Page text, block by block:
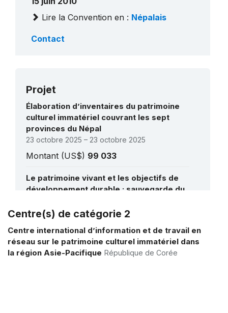
Lire la Convention en : Népalais
Contact
Projet
Élaboration d’inventaires du patrimoine
culturel immatériel couvrant les sept
provinces du Népal
23 octobre 2025 – 23 octobre 2025
Montant (US$) 99 033
Le patrimoine vivant et les objectifs de
développement durable : sauvegarde du
l'éducation formelle et non formelle dans
la région Asie-Pacifique et en Afrique
1 avril 2021 – 31 juillet 2025
Montant (US$)180 000
Voir tous les projets
Centre(s) de catégorie 2
Centre international d’information et de travail en
réseau sur le patrimoine culturel immatériel dans
la région Asie-Pacifique République de Corée